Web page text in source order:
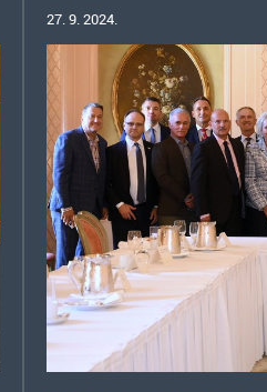
27. 9. 2024.